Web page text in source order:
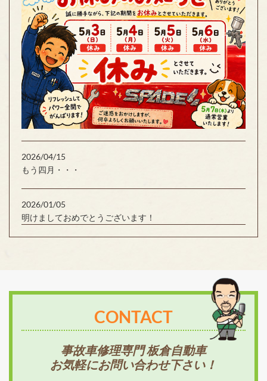
2026/04/15
もう四月・・・
2026/01/05
明けましておめでとうございます！
CONTACT
事故車修理専門 板倉自動車
お気軽にお問い合わせ下さい！